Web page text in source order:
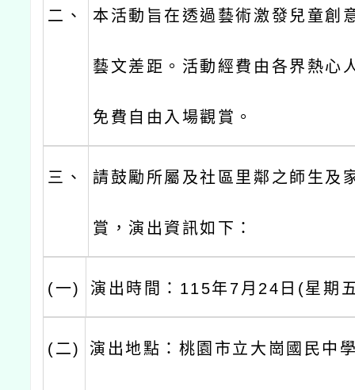
二、 本活動旨在透過藝術激發兒童創
藝文差距。活動經費由各界熱心
免費自由入場觀賞。
三、 請鼓勵所屬及社區里鄰之師生及
賞，演出資訊如下：
(一) 演出時間：115年7月24日(星期
(二) 演出地點：桃園市立大崗國民中